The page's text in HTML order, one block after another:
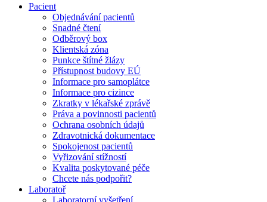
Pacient
Objednávání pacientů
Snadné čtení
Odběrový box
Klientská zóna
Punkce štítné žlázy
Přístupnost budovy EÚ
Informace pro samoplátce
Informace pro cizince
Zkratky v lékařské zprávě
Práva a povinnosti pacientů
Ochrana osobních údajů
Zdravotnická dokumentace
Spokojenost pacientů
Vyřizování stížností
Kvalita poskytované péče
Chcete nás podpořit?
Laboratoř
Laboratorní vyšetření